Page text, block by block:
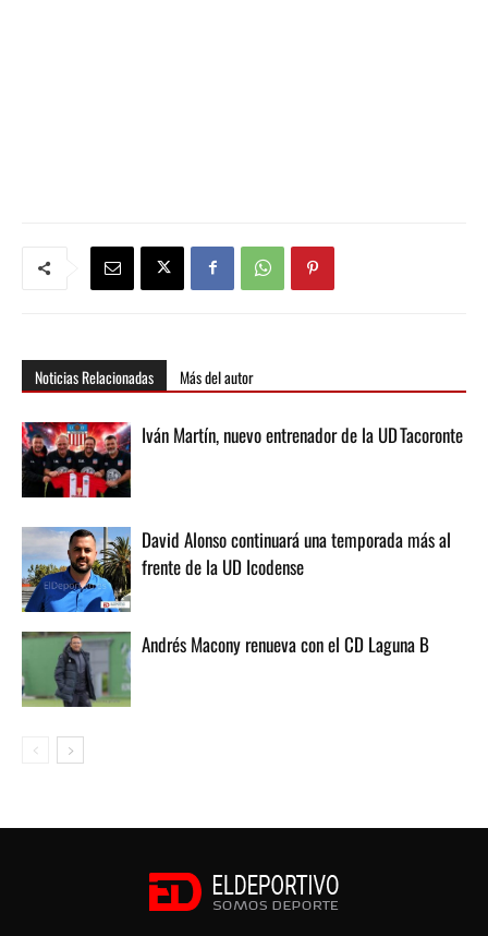
Noticias Relacionadas Más del autor
Iván Martín, nuevo entrenador de la UD Tacoronte
David Alonso continuará una temporada más al
frente de la UD Icodense
Andrés Macony renueva con el CD Laguna B